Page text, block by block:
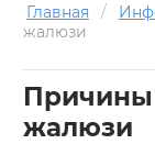
Главная /
жалюзи
Причины
жалюзи